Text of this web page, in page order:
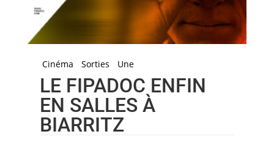
Cinéma Sorties Une
LE FIPADOC ENFIN
EN SALLES À
BIARRITZ